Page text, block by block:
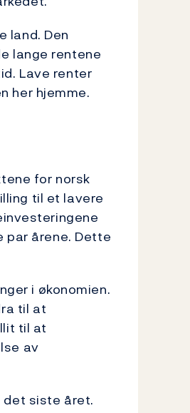
land. Den
lange rentene
Lave renter
her hjemme.
for norsk
til et lavere
årene. Dette
i økonomien.
til at
til at
av
det siste året.